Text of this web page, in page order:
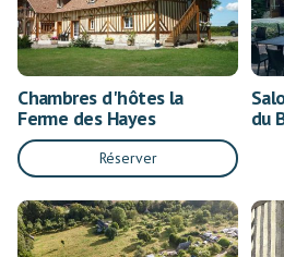
Chambres d'hôtes la
Ferme des Hayes
Réserver
du